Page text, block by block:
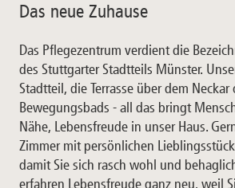
Das neue Zuhause
Das Pflegezentrum verdient die
des Stuttgarter Stadtteils Münster.
Stadtteil, die Terrasse über dem Neckar
Bewegungsbads - all das bringt
Nähe, Lebensfreude in unser Haus.
Zimmer mit persönlichen
damit Sie sich rasch wohl und
erfahren Lebensfreude ganz neu, weil